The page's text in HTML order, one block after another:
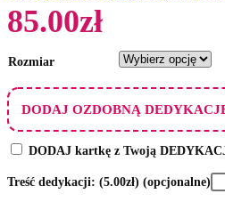
85.00zł
Rozmiar
DODAJ OZDOBNĄ
DODAJ kartkę z Twoją
Treść dedykacji: (5.00zł) (opcjonalne)